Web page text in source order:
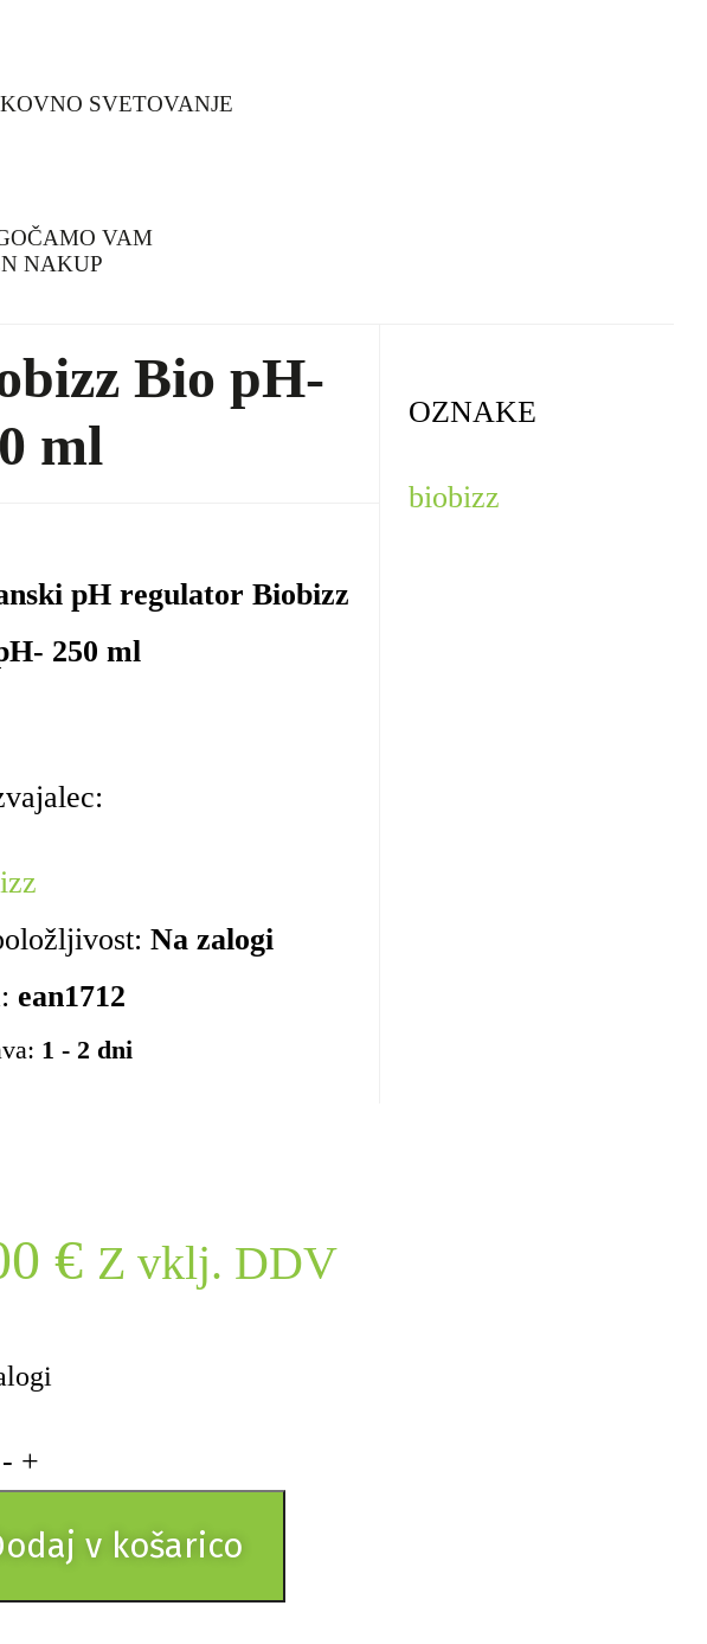
SVETOVANJE
VAM
NAKUP
Bio pH-
ml
pH regulator Biobizz
250 ml
Na zalogi
ean1712
1 - 2 dni
OZNAKE
biobizz
€ Z vklj. DDV
- +
v košarico